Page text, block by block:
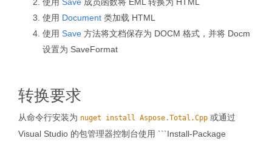
使用 Document 类加载 HTML
使用 Save 方法将文档保存为 DOCM 格式，并将 Docm
设置为 SaveFormat
转换要求
从命令行安装为 nuget install Aspose.Total.Cpp 或通过
Visual Studio 的包管理器控制台使用 ```Install-Package